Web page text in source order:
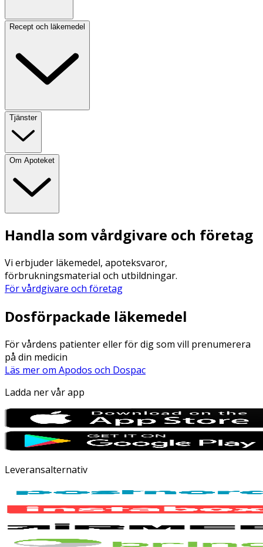
Recept och läkemedel
Tjänster
Om Apoteket
Handla som vårdgivare och företag
Vi erbjuder läkemedel, apoteksvaror,
förbrukningsmaterial och utbildningar.
För vårdgivare och företag
Dosförpackade läkemedel
För vårdens patienter eller för dig som vill prenumerera
på din medicin
Läs mer om Apodos och Dospac
Ladda ner vår app
Leveransalternativ